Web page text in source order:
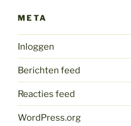
META
Inloggen
Berichten feed
Reacties feed
WordPress.org